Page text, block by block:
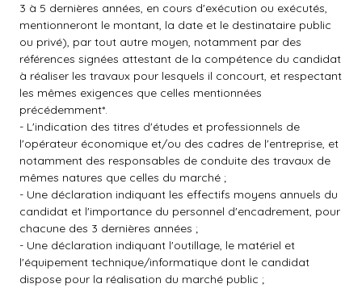
3 à 5 dernières années, en cours d'exécution ou exécutés,
mentionneront le montant, la date et le destinataire public
ou privé), par tout autre moyen, notamment par des
références signées attestant de la compétence du candidat
à réaliser les travaux pour lesquels il concourt, et respectant
les mêmes exigences que celles mentionnées
précédemment*.
- L'indication des titres d'études et professionnels de
l'opérateur économique et/ou des cadres de l'entreprise, et
notamment des responsables de conduite des travaux de
mêmes natures que celles du marché ;
- Une déclaration indiquant les effectifs moyens annuels du
candidat et l'importance du personnel d'encadrement, pour
chacune des 3 dernières années ;
- Une déclaration indiquant l'outillage, le matériel et
l'équipement technique/informatique dont le candidat
dispose pour la réalisation du marché public ;